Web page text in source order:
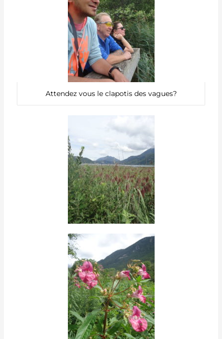
Attendez vous le clapotis des vagues?